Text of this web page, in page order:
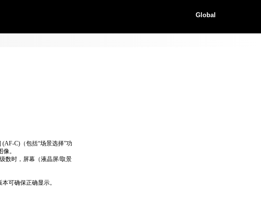
Global
C)（包括“场景选择”功
。
数时，屏幕（液晶屏/取景
可确保正确显示。